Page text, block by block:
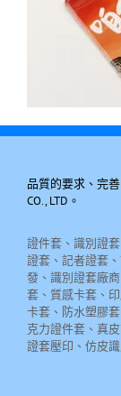
品質的要求、完善
CO., LTD。
證件套、識別證
證套、記者證套
發、識別證套廠
套、質感卡套、
卡套、防水塑膠
克力證件套、真
證套壓印、仿皮